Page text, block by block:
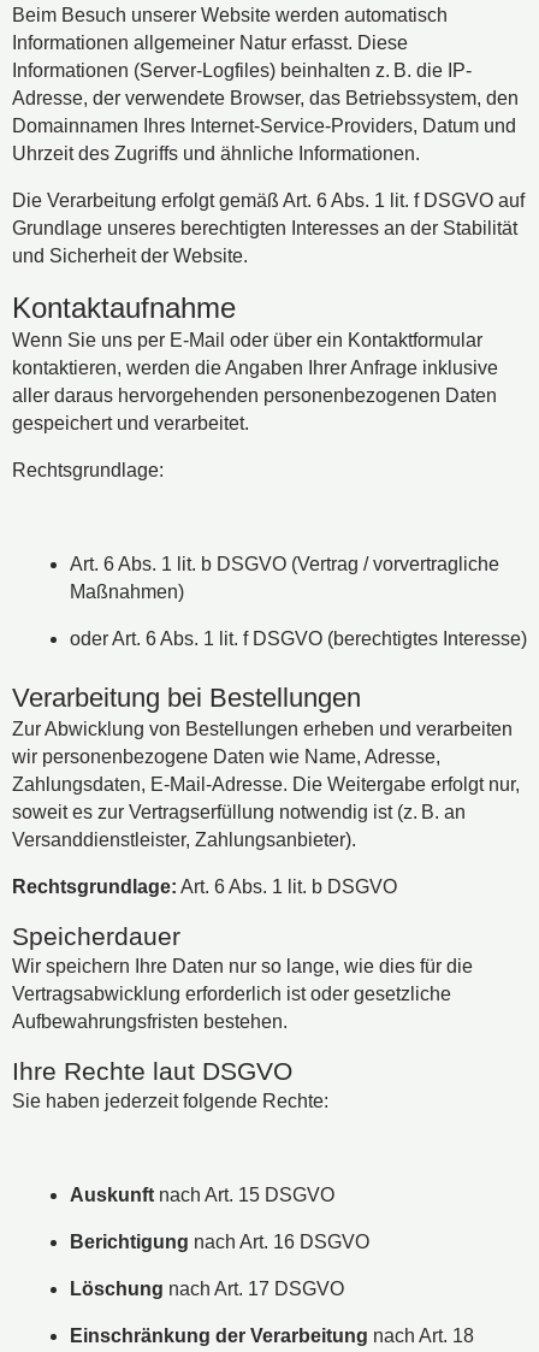
Beim Besuch unserer Website werden automatisch
Informationen allgemeiner Natur erfasst. Diese
Informationen (Server-Logfiles) beinhalten z. B. die IP-
Adresse, der verwendete Browser, das Betriebssystem, den
Domainnamen Ihres Internet-Service-Providers, Datum und
Uhrzeit des Zugriffs und ähnliche Informationen.
Die Verarbeitung erfolgt gemäß Art. 6 Abs. 1 lit. f DSGVO auf
Grundlage unseres berechtigten Interesses an der Stabilität
und Sicherheit der Website.
Kontaktaufnahme
Wenn Sie uns per E-Mail oder über ein Kontaktformular
kontaktieren, werden die Angaben Ihrer Anfrage inklusive
aller daraus hervorgehenden personenbezogenen Daten
gespeichert und verarbeitet.
Rechtsgrundlage:
Art. 6 Abs. 1 lit. b DSGVO (Vertrag / vorvertragliche
Maßnahmen)
oder Art. 6 Abs. 1 lit. f DSGVO (berechtigtes Interesse)
Verarbeitung bei Bestellungen
Zur Abwicklung von Bestellungen erheben und verarbeiten
wir personenbezogene Daten wie Name, Adresse,
Zahlungsdaten, E-Mail-Adresse. Die Weitergabe erfolgt nur,
soweit es zur Vertragserfüllung notwendig ist (z. B. an
Versanddienstleister, Zahlungsanbieter).
Rechtsgrundlage: Art. 6 Abs. 1 lit. b DSGVO
Speicherdauer
Wir speichern Ihre Daten nur so lange, wie dies für die
Vertragsabwicklung erforderlich ist oder gesetzliche
Aufbewahrungsfristen bestehen.
Ihre Rechte laut DSGVO
Sie haben jederzeit folgende Rechte:
Auskunft nach Art. 15 DSGVO
Berichtigung nach Art. 16 DSGVO
Löschung nach Art. 17 DSGVO
Einschränkung der Verarbeitung nach Art. 18